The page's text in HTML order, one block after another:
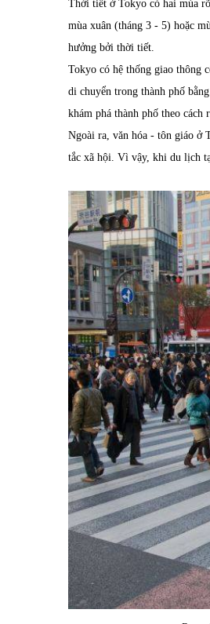
Thời tiết ở Tokyo có hai mùa
mùa xuân (tháng 3 - 5) hoặc
hưởng bởi thời tiết.
Tokyo có hệ thống giao thông
di chuyển trong thành phố
khám phá thành phố theo cách
Ngoài ra, văn hóa - tôn giáo ở
tắc xã hội. Vì vậy, khi du lịch